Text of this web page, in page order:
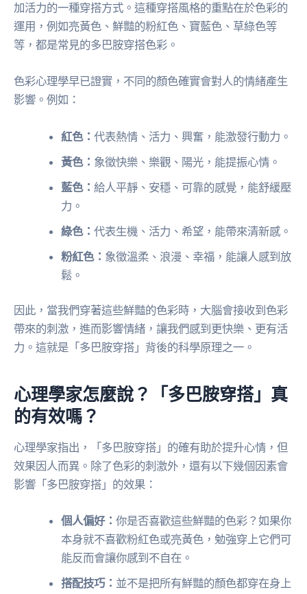
加活力的一種穿搭方式。這種穿搭風格的重點在於色彩的
運用，例如亮黃色、鮮豔的粉紅色、寶藍色、草綠色等
等，都是常見的多巴胺穿搭色彩。
色彩心理學早已證實，不同的顏色確實會對人的情緒產生
影響。例如：
紅色：代表熱情、活力、興奮，能激發行動力。
黃色： 象徵快樂、樂觀、陽光，能提振心情。
藍色：給人平靜、安穩、可靠的感覺，能舒緩壓
力。
綠色：代表生機、活力、希望，能帶來清新感。
粉紅色： 象徵溫柔、浪漫、幸福，能讓人感到放
鬆。
因此，當我們穿著這些鮮豔的色彩時，大腦會接收到色彩
帶來的刺激，進而影響情緒，讓我們感到更快樂、更有活
力。這就是「多巴胺穿搭」背後的科學原理之一。
心理學家怎麼說？「多巴胺穿搭」真
的有效嗎？
心理學家指出，「多巴胺穿搭」的確有助於提升心情，但
效果因人而異。除了色彩的刺激外，還有以下幾個因素會
影響「多巴胺穿搭」的效果：
個人偏好：你是否喜歡這些鮮豔的色彩？如果你
本身就不喜歡粉紅色或亮黃色，勉強穿上它們可
能反而會讓你感到不自在。
搭配技巧： 並不是把所有鮮豔的顏色都穿在身上